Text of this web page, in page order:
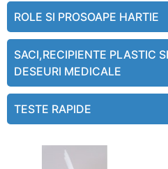
ROLE SI PROSOAPE HARTIE
SACI,RECIPIENTE PLASTIC
DESEURI MEDICALE
TESTE RAPIDE